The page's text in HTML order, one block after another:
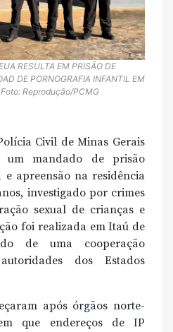
RESULTA EM PRISÃO DE
DE PORNOGRAFIA INFANTIL EM
Reprodução/PCMG
Civil de Minas Gerais
um mandado de prisão
e apreensão na residência
investigado por crimes
sexual de crianças e
foi realizada em Itaú de
de uma cooperação
dos Estados
após órgãos norte-
que endereços de IP